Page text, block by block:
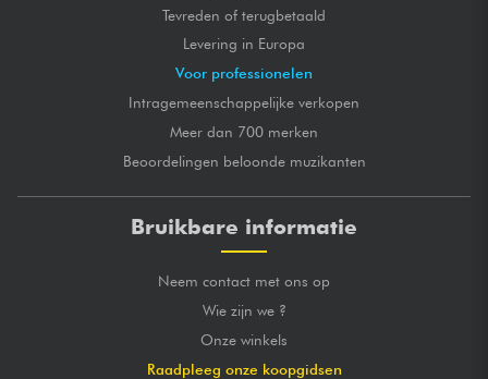
Tevreden of terugbetaald
Levering in Europa
Voor professionelen
Intragemeenschappelijke verkopen
Meer dan 700 merken
Beoordelingen beloonde muzikanten
Bruikbare informatie
Neem contact met ons op
Wie zijn we ?
Onze winkels
Raadpleeg onze koopgidsen